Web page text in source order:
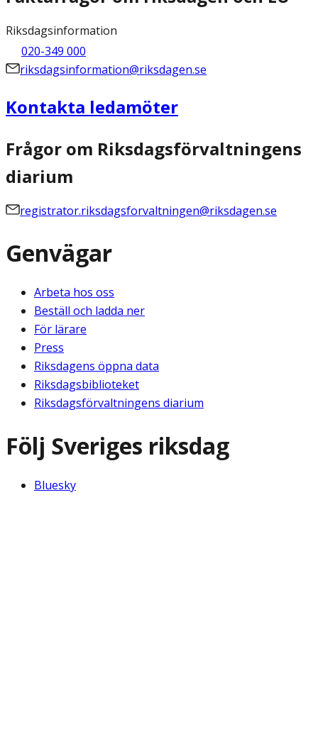
Riksdagsinformation
020-349 000
riksdagsinformation@riksdagen.se
Kontakta ledamöter
Frågor om Riksdagsförvaltningens
diarium
registrator.riksdagsforvaltningen@riksdagen.se
Genvägar
Arbeta hos oss
Beställ och ladda ner
För lärare
Press
Riksdagens öppna data
Riksdagsbiblioteket
Riksdagsförvaltningens diarium
Följ Sveriges riksdag
Bluesky